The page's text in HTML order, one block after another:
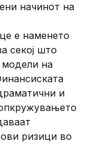
начинот на
е наменето
секој што
модели на
и
ризици во